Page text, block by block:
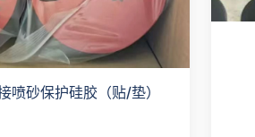
喷砂保护硅胶（贴/垫）